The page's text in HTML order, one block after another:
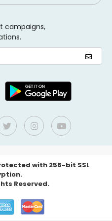
campaigns,
with 256-bit SSL
Reserved.